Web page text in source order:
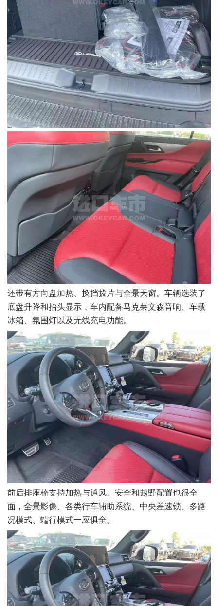
还带有方向盘加热、换挡拨片与全景天窗。车辆选装了
底盘升降和抬头显示，车内配备马克莱文森音响、车载
冰箱、氛围灯以及无线充电功能。
前后排座椅支持加热与通风。安全和越野配置也很全
面，全景影像、各类行车辅助系统、中央差速锁、多路
况模式、蠕行模式一应俱全。